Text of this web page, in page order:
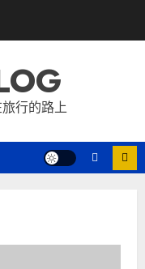
行的路上